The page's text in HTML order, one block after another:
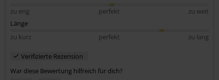
zu eng
perfekt
zu weit
Länge
zu kurz
perfekt zu lang
Verifizierte Rezension
War diese Bewertung hilfreich für dich?